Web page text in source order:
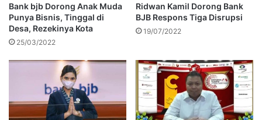
Bank bjb Dorong Anak Muda
Punya Bisnis, Tinggal di
Desa, Rezekinya Kota
25/03/2022
Ridwan Kamil Dorong Bank
BJB Respons Tiga Disrupsi
19/07/2022